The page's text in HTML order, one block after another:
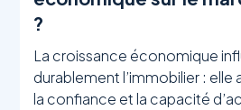
?
La croissance économique
durablement l’immobilier : elle
la confiance et la capacité